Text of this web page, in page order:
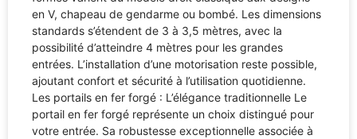
en V, chapeau de gendarme ou bombé. Les dimensions
standards s’étendent de 3 à 3,5 mètres, avec la
possibilité d’atteindre 4 mètres pour les grandes
entrées. L’installation d’une motorisation reste possible,
ajoutant confort et sécurité à l’utilisation quotidienne.
Les portails en fer forgé : L’élégance traditionnelle Le
portail en fer forgé représente un choix distingué pour
votre entrée. Sa robustesse exceptionnelle associée à